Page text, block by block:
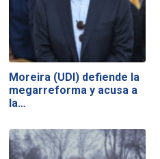
Moreira (UDI) defiende la
megarreforma y acusa a
la…